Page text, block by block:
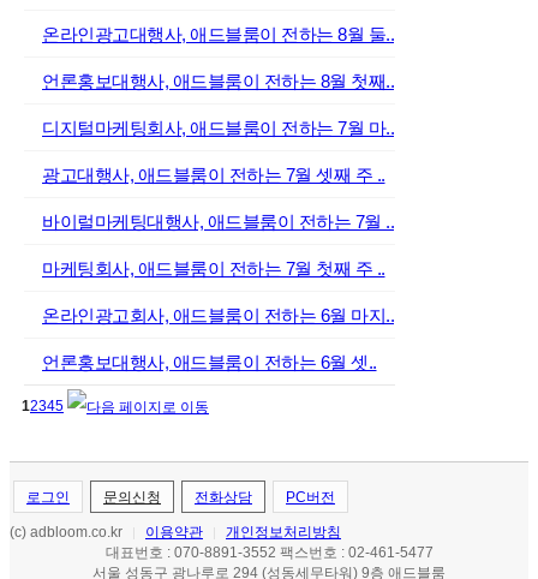
온라인광고대행사, 애드블룸이 전하는 8월 둘..
언론홍보대행사, 애드블룸이 전하는 8월 첫째..
디지털마케팅회사, 애드블룸이 전하는 7월 마..
광고대행사, 애드블룸이 전하는 7월 셋째 주 ..
바이럴마케팅대행사, 애드블룸이 전하는 7월 ..
마케팅회사, 애드블룸이 전하는 7월 첫째 주 ..
온라인광고회사, 애드블룸이 전하는 6월 마지..
언론홍보대행사, 애드블룸이 전하는 6월 셋..
12345
로그인 문의신청 전화상담 PC버전
(c) adbloom.co.kr 이용약관
개인정보처리방침
대표번호 : 070-8891-3552 팩스번호 : 02-461-5477
서울 성동구 광나루로 294 (성동세무타워) 9층 애드블룸